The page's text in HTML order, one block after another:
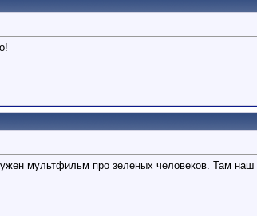
мультфильм про зеленых человеков. Там наш